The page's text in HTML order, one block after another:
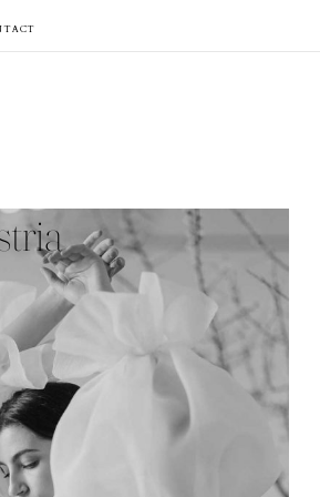
Film
Videos
Journal